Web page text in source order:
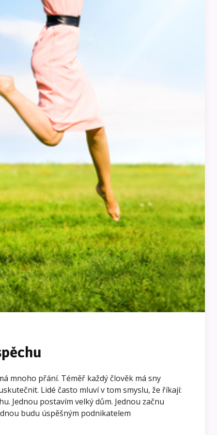
mnoho přání. Téměř každý člověk má sny
Lidé často mluví v tom smyslu, že říkají:
Jednou postavím velký dům. Jednou začnu
budu úspěšným podnikatelem